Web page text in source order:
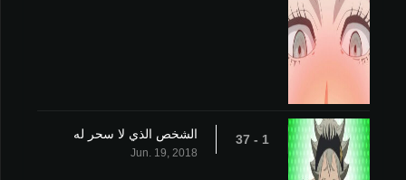
1 - 37 الشخص الذي لا سحر له
Jun. 19, 2018